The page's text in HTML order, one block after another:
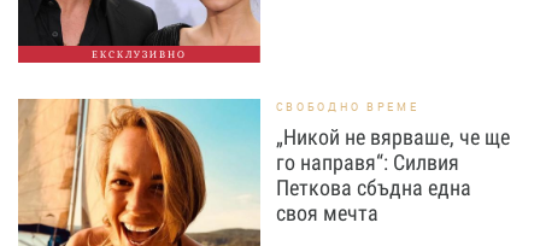
ЕКСКЛУЗИВНО
СВОБОДНО ВРЕМЕ
„Никой не вярваше, че ще
го направя“: Силвия
Петкова сбъдна една
своя мечта